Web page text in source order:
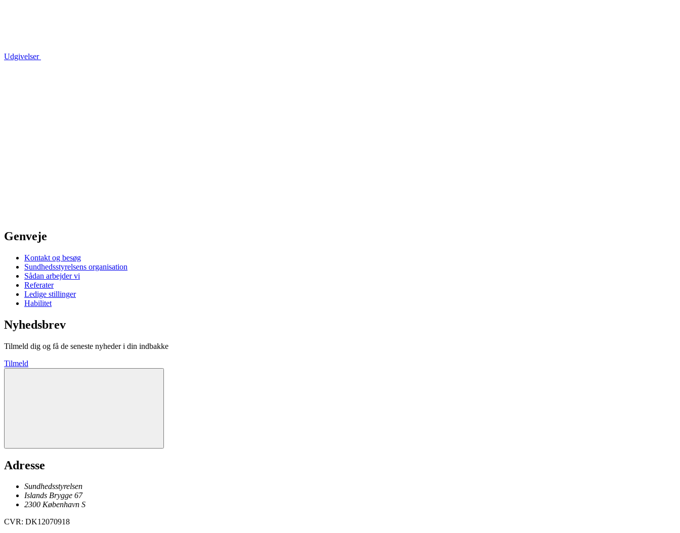
Udgivelser
Genveje
Kontakt og besøg
Sundhedsstyrelsens organisation
Sådan arbejder vi
Referater
Ledige stillinger
Habilitet
Nyhedsbrev
Tilmeld dig og få de seneste nyheder i din indbakke
Tilmeld
Adresse
Sundhedsstyrelsen
Islands Brygge 67
2300 København S
CVR: DK12070918